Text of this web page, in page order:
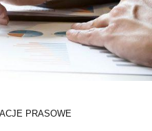
PRASOWE